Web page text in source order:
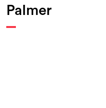
Palmer